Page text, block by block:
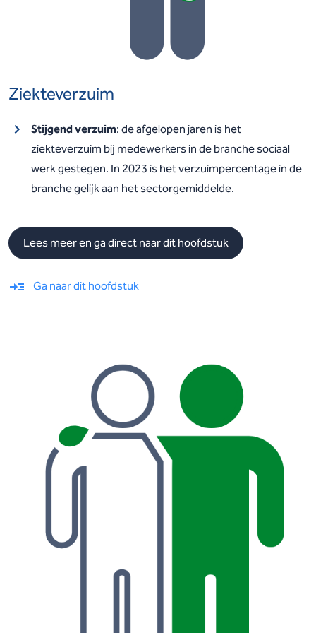
Ziekteverzuim
Stijgend verzuim: de afgelopen jaren is het
ziekteverzuim bij medewerkers in de branche sociaal
werk gestegen. In 2023 is het verzuimpercentage in de
branche gelijk aan het sectorgemiddelde.
Lees meer en ga direct naar dit hoofdstuk
Ga naar dit hoofdstuk